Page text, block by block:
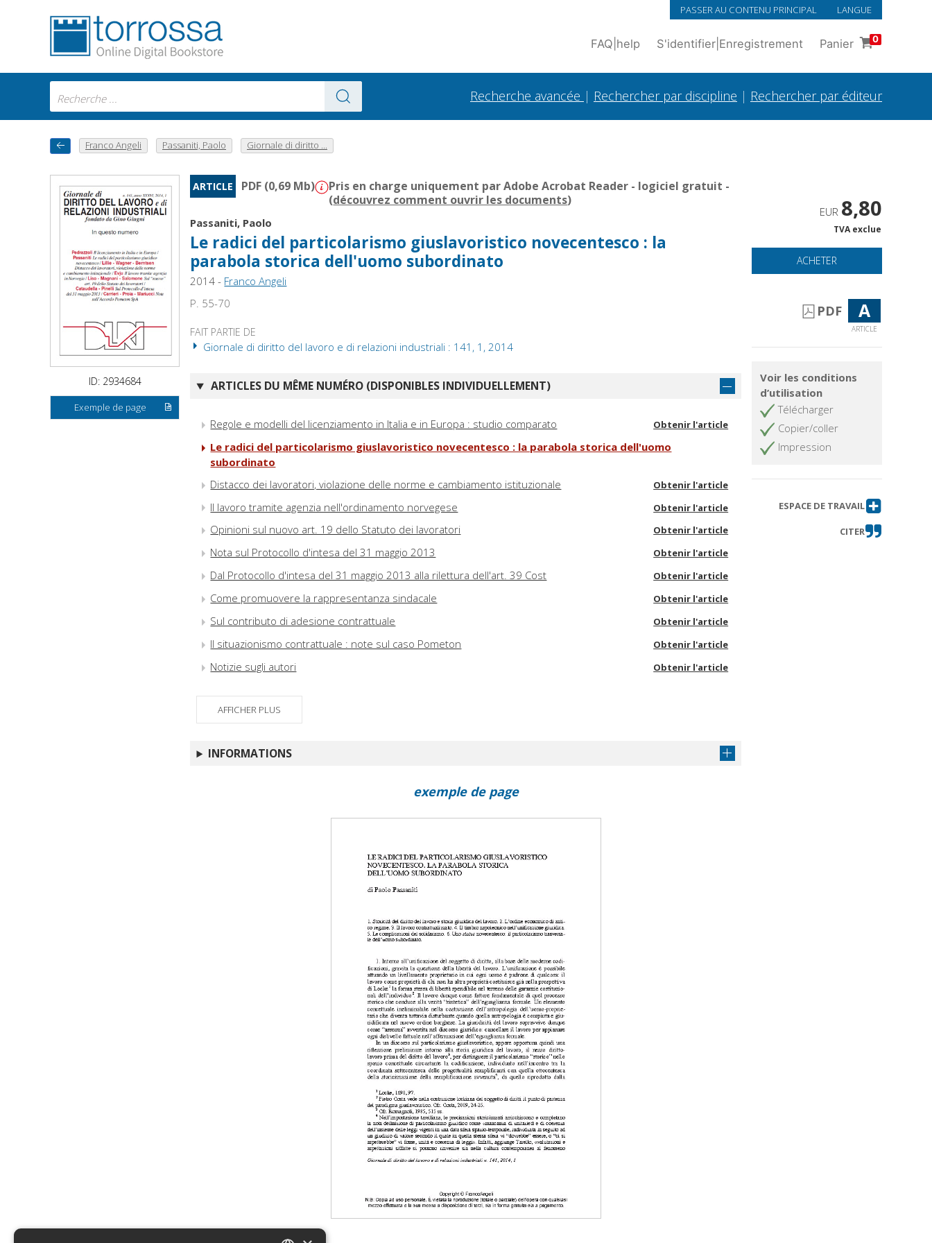
PASSER AU CONTENU PRINCIPAL LANGUE
FAQ help S'identifier Enregistrement Panier 0
Recherche avancée | Rechercher par discipline | Rechercher par éditeur
Franco Angeli Passaniti, Paolo Giornale di diritto ...
ID: 2934684
Exemple de page
ARTICLE PDF (0,69 Mb)
Pris en charge uniquement par Adobe Acrobat Reader - logiciel gratuit -
(découvrez comment ouvrir les documents)
Passaniti, Paolo
Le radici del particolarismo giuslavoristico novecentesco : la
parabola storica dell'uomo subordinato
2014 - Franco Angeli
P. 55-70
FAIT PARTIE DE
Giornale di diritto del lavoro e di relazioni industriali : 141, 1, 2014
ARTICLES DU MÊME NUMÉRO (DISPONIBLES INDIVIDUELLEMENT)
Regole e modelli del licenziamento in Italia e in Europa : studio comparato Obtenir l'article
Le radici del particolarismo giuslavoristico novecentesco : la parabola storica dell'uomo
subordinato
Distacco dei lavoratori, violazione delle norme e cambiamento istituzionale
Obtenir l'article
Il lavoro tramite agenzia nell'ordinamento norvegese Obtenir l'article
Opinioni sul nuovo art. 19 dello Statuto dei lavoratori Obtenir l'article
Nota sul Protocollo d'intesa del 31 maggio 2013 Obtenir l'article
Dal Protocollo d'intesa del 31 maggio 2013 alla rilettura dell'art. 39 Cost Obtenir l'article
Come promuovere la rappresentanza sindacale Obtenir l'article
Sul contributo di adesione contrattuale Obtenir l'article
Il situazionismo contrattuale : note sul caso Pometon Obtenir l'article
Notizie sugli autori Obtenir l'article
AFFICHER PLUS
INFORMATIONS
EUR 8,80
TVA exclue
ACHETER
PDF A
ARTICLE
Voir les conditions
d’utilisation
Télécharger
Copier/coller
Impression
ESPACE DE TRAVAIL
CITER
exemple de page